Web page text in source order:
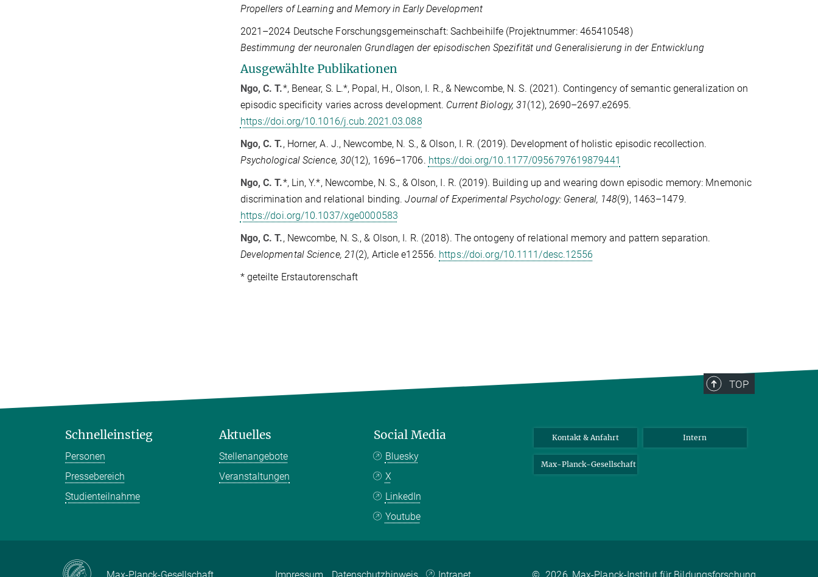
Propellers of Learning and Memory in Early Development
2021–2024 Deutsche Forschungsgemeinschaft: Sachbeihilfe (Projektnummer: 465410548)
Bestimmung der neuronalen Grundlagen der episodischen Spezifität und Generalisierung in der Entwicklung
Ausgewählte Publikationen
Ngo, C. T.*, Benear, S. L.*, Popal, H., Olson, I. R., & Newcombe, N. S. (2021). Contingency of semantic generalization on
episodic specificity varies across development. Current Biology, 31(12), 2690–2697.e2695.
https://doi.org/10.1016/j.cub.2021.03.088
Ngo, C. T., Horner, A. J., Newcombe, N. S., & Olson, I. R. (2019). Development of holistic episodic recollection.
Psychological Science, 30(12), 1696–1706. https://doi.org/10.1177/0956797619879441
Ngo, C. T.*, Lin, Y.*, Newcombe, N. S., & Olson, I. R. (2019). Building up and wearing down episodic memory: Mnemonic
discrimination and relational binding.Journal of Experimental Psychology: General, 148(9), 1463–1479.
https://doi.org/10.1037/xge0000583
Ngo, C. T., Newcombe, N. S., & Olson, I. R. (2018). The ontogeny of relational memory and pattern separation.
Developmental Science, 21(2), Article e12556. https://doi.org/10.1111/desc.12556
* geteilte Erstautorenschaft
TOP
Schnelleinstieg
Personen
Pressebereich
Studienteilnahme
Aktuelles
Stellenangebote
Veranstaltungen
Social Media
Bluesky
X
LinkedIn
Youtube
Kontakt & Anfahrt Intern
Max-Planck-Gesellschaft
Max-Planck-Gesellschaft Impressum Datenschutzhinweis Intranet © 2026, Max-Planck-Institut für Bildungsforschung